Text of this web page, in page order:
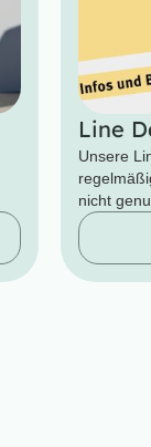
Line
Unsere
nicht